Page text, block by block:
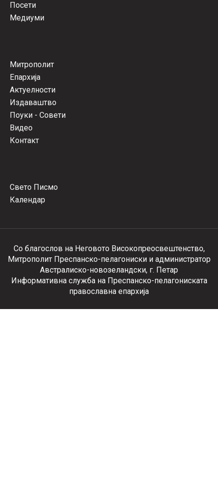
Посети
Медиуми
Митрополит
Епархија
Актуелности
Издаваштво
Поуки - Совети
Видео
Контакт
Свето Писмо
Календар
Со благослов на Неговото Високопреосвештенство,
Митрополит Преспанско-пелагониски и администратор
Австралиско-новозеландски, г. Петар
Информативна служба на Преспанско-пелагониската
православна епархија